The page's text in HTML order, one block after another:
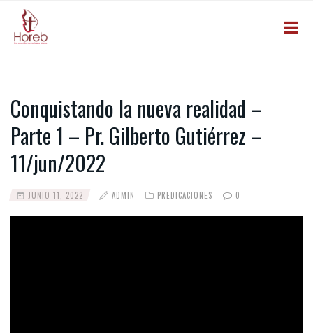
Conquistando la nueva realidad –
Parte 1 – Pr. Gilberto Gutiérrez –
11/jun/2022
JUNIO 11, 2022 ADMIN PREDICACIONES 0